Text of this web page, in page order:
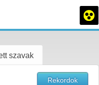
szavak
Rekordok